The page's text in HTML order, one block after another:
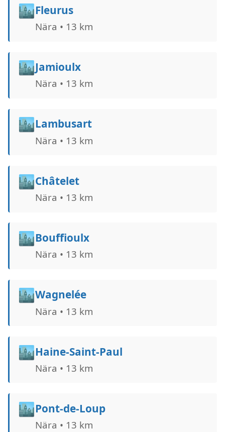
🏙️Fleurus
Nära • 13 km
🏙️Jamioulx
Nära • 13 km
🏙️Lambusart
Nära • 13 km
🏙️Châtelet
Nära • 13 km
🏙️Bouffioulx
Nära • 13 km
🏙️Wagnelée
Nära • 13 km
🏙️Haine-Saint-Paul
Nära • 13 km
🏙️Pont-de-Loup
Nära • 13 km